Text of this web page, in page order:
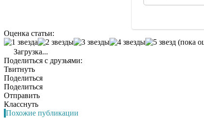
Оценка статьи:
(пока
Загрузка...
Поделиться с друзьями:
Твитнуть
Поделиться
Поделиться
Отправить
Класснуть
Похожие публикации